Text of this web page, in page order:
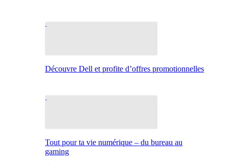
Découvre Dell et profite d’offres promotionnelles
Tout pour ta vie numérique – du bureau au
gaming